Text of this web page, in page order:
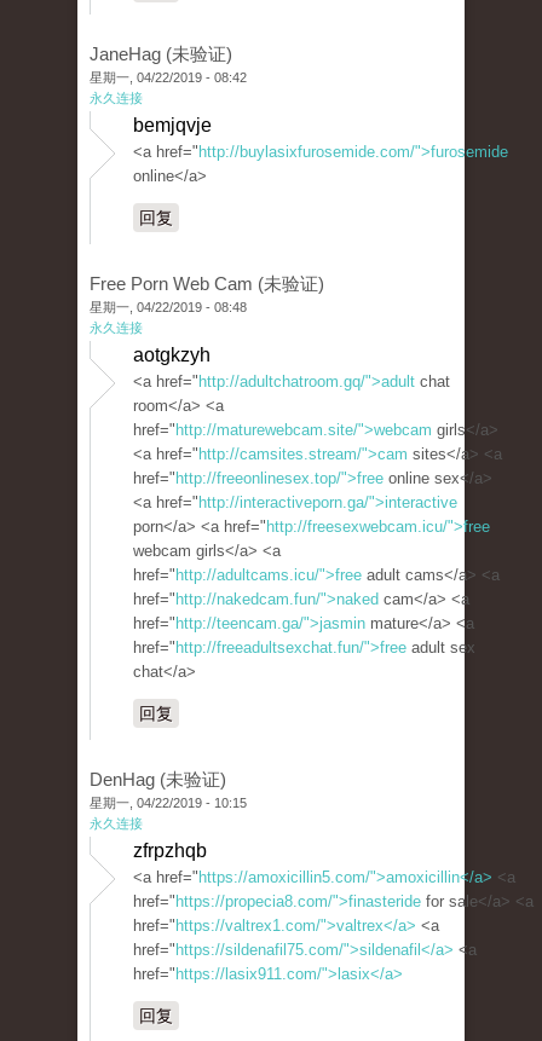
JaneHag (未验证)
星期一, 04/22/2019 - 08:42
永久连接
bemjqvje
<a href=" http://buylasixfurosemide.com/">furosemide
online</a>
回复
Free Porn Web Cam (未验证)
星期一, 04/22/2019 - 08:48
永久连接
aotgkzyh
<a href=" http://adultchatroom.gq/">adult chat
room</a> <a
href=" http://maturewebcam.site/">webcam girls</a>
<a href=" http://camsites.stream/">cam sites</a> <a
href=" http://freeonlinesex.top/">free online sex</a>
<a href=" http://interactiveporn.ga/">interactive
porn</a> <a href=" http://freesexwebcam.icu/">free
webcam girls</a> <a
href=" http://adultcams.icu/">free adult cams</a> <a
href=" http://nakedcam.fun/">naked cam</a> <a
href=" http://teencam.ga/">jasmin mature</a> <a
href=" http://freeadultsexchat.fun/">free adult sex
chat</a>
回复
DenHag (未验证)
星期一, 04/22/2019 - 10:15
永久连接
zfrpzhqb
<a href=" https://amoxicillin5.com/">amoxicillin</a> <a
href=" https://propecia8.com/">finasteride for sale</a> <a
href=" https://valtrex1.com/">valtrex</a> <a
href=" https://sildenafil75.com/">sildenafil</a> <a
href=" https://lasix911.com/">lasix</a>
回复